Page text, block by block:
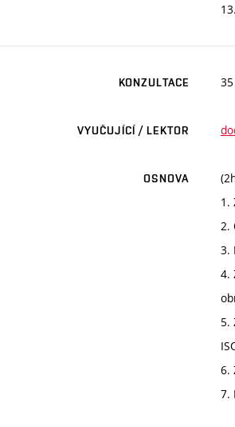
KONZULTACE
VYUČUJÍCÍ / LEKTOR
OSNOVA
1.
2.
3.
4.
5.
6.
7.